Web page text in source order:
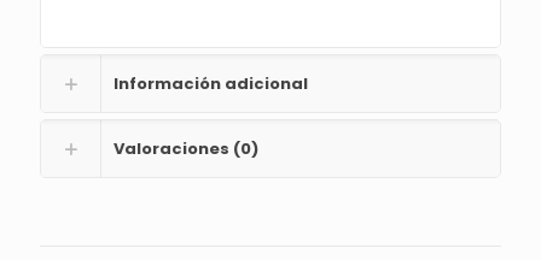
Información adicional
Valoraciones (0)